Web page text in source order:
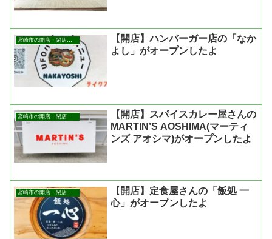
宮崎市の開店・閉店まとめ
【開店】ハンバーガー店の「なか
よし」がオープンしたよ
【開店】スパイスカレー屋さんの
MARTIN’S AOSHIMA(マーティ
ンズ アオシマ)がオープンしたよ
【開店】定食屋さんの「飯処 一
心」がオープンしたよ